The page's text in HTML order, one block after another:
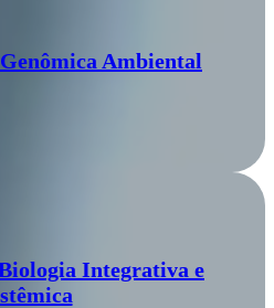
Ambiental
Integrativa e